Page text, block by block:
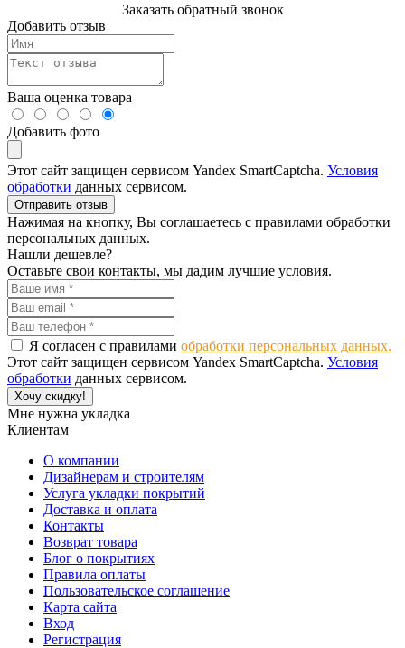
Заказать обратный звонок
Добавить отзыв
Ваша оценка товара
Добавить фото
Этот сайт защищен сервисом Yandex SmartCaptcha. Условия
обработки данных сервисом.
Отправить отзыв
Нажимая на кнопку, Вы соглашаетесь с правилами обработки
персональных данных.
Нашли дешевле?
Оставьте свои контакты, мы дадим лучшие условия.
Я согласен с правилами обработки персональных данных.
Этот сайт защищен сервисом Yandex SmartCaptcha. Условия
обработки данных сервисом.
Хочу скидку!
Мне нужна укладка
Клиентам
О компании
Дизайнерам и строителям
Услуга укладки покрытий
Доставка и оплата
Контакты
Возврат товара
Блог о покрытиях
Правила оплаты
Пользовательское соглашение
Карта сайта
Вход
Регистрация